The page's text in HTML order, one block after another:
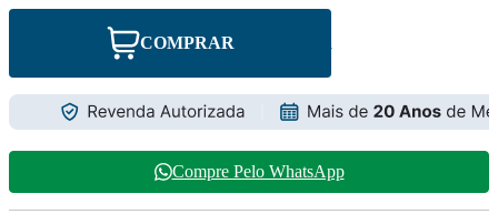
COMPRAR
Compre Pelo WhatsApp